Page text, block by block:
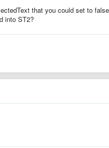
that you could set to
into ST2?